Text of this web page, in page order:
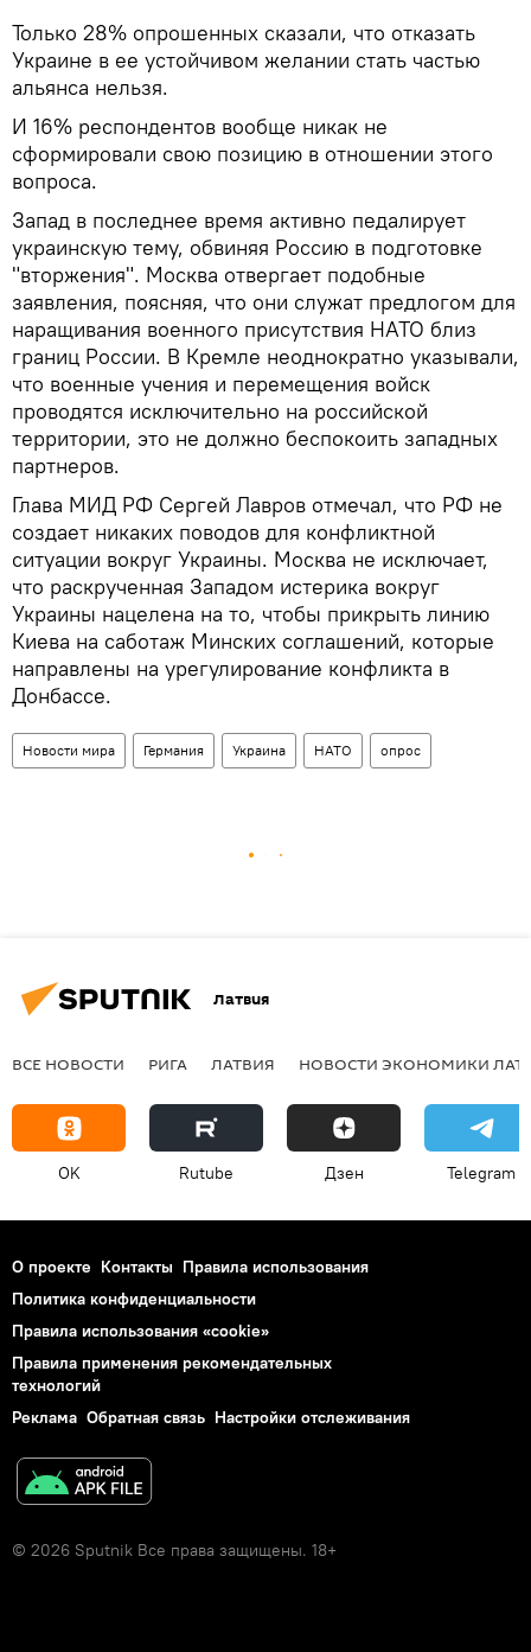
Только 28% опрошенных сказали, что отказать
Украине в ее устойчивом желании стать частью
альянса нельзя.
И 16% респондентов вообще никак не
сформировали свою позицию в отношении этого
вопроса.
Запад в последнее время активно педалирует
украинскую тему, обвиняя Россию в подготовке
"вторжения". Москва отвергает подобные
заявления, поясняя, что они служат предлогом для
наращивания военного присутствия НАТО близ
границ России. В Кремле неоднократно указывали,
что военные учения и перемещения войск
проводятся исключительно на российской
территории, это не должно беспокоить западных
партнеров.
Глава МИД РФ Сергей Лавров отмечал, что РФ не
создает никаких поводов для конфликтной
ситуации вокруг Украины. Москва не исключает,
что раскрученная Западом истерика вокруг
Украины нацелена на то, чтобы прикрыть линию
Киева на саботаж Минских соглашений, которые
направлены на урегулирование конфликта в
Донбассе.
Новости мира Германия Украина НАТО опрос
Латвия
ВСЕ НОВОСТИ РИГА ЛАТВИЯ НОВОСТИ ЭКОНОМИКИ
OK Rutube Дзен Telegram
О проекте Контакты Правила использования
Политика конфиденциальности
Правила использования «cookie»
Правила применения рекомендательных
технологий
Реклама Обратная связь Настройки отслеживания
© 2026 Sputnik Все права защищены. 18+